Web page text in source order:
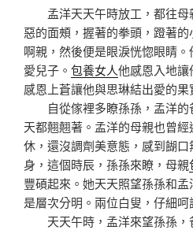
孟洋天天午時放工，都往母
惡的面頰，握著的拳頭，蹬著
啊親，然後便是眼淚恍惚眼睛
愛兒子。 包養女人他感恩入地
感恩上蒼讓他與思琳結出愛的果
自從傢裡多瞭孫孫，孟洋的
天都翹翹著。孟洋的母親也曾
休，還沒調劑美意態，感到餬
身，這個時辰，孫孫來瞭，母親
豐碩起來。她天天照望孫孫和
是層次分明。兩位白叟，仔細呵
天天午時，孟洋來望孫孫，